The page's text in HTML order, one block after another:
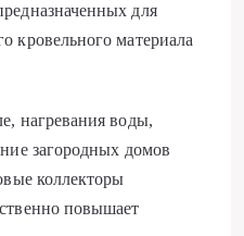
для
кровельного материала
нагревания воды,
загородных домов
коллекторы
повышает